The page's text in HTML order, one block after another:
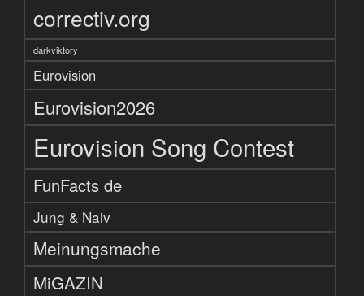
correctiv.org
darkviktory
Eurovision
Eurovision2026
Eurovision Song Contest
FunFacts de
Jung & Naiv
Meinungsmache
MiGAZIN